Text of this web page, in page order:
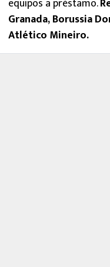
Granada, Borussia
Atlético Mineiro.